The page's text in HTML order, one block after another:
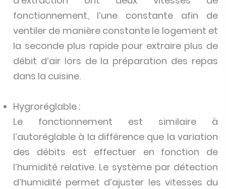
fonctionnement, l’une constante afin de
ventiler de manière constante le logement et
la seconde plus rapide pour extraire plus de
débit d’air lors de la préparation des repas
dans la cuisine.
Hygroréglable :
Le fonctionnement est similaire à
l’autoréglable à la différence que la variation
des débits est effectuer en fonction de
l’humidité relative. Le système par détection
d’humidité permet d’ajuster les vitesses du